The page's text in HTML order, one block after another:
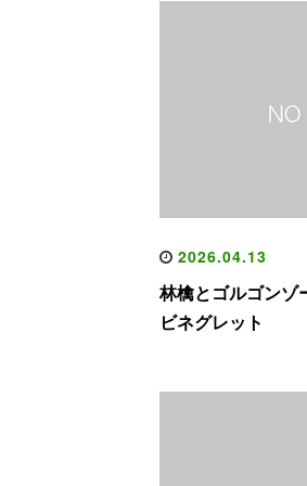
2026.04.13
林檎とゴルゴン
ビネグレット